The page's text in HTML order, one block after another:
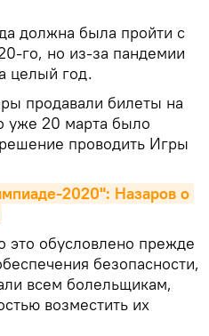
должна была пройти с
го, но из-за пандемии
целый год.
продавали билеты на
уже 20 марта было
проводить Игры
2020": Назаров о
это обусловлено прежде
безопасности,
всем болельщикам,
возместить их